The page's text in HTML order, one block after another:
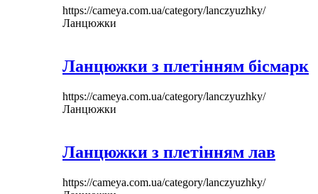
https://cameya.com.ua/category/lanczyuzhky/
Ланцюжки
Ланцюжки з плетінням бісмарк
https://cameya.com.ua/category/lanczyuzhky/
Ланцюжки
Ланцюжки з плетінням лав
https://cameya.com.ua/category/lanczyuzhky/